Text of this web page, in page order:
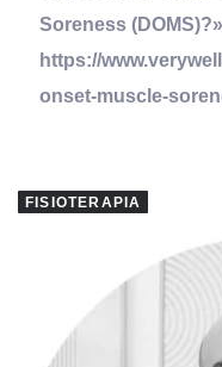
Soreness
https://
onset-muscle-
FISIOTERAPIA